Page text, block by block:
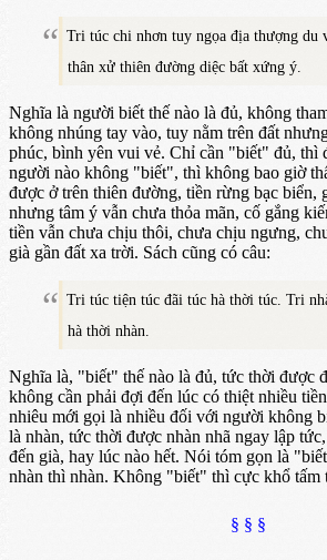
Tri túc chi nhơn tuy ngọa địa thượng du
thân xử thiên đường diệc bất xứng ý.
Nghĩa là người biết thế nào là đủ, không
không nhúng tay vào, tuy nằm trên đất
phúc, bình yên vui vẻ. Chỉ cần "biết" đủ, thì
người nào không "biết", thì không bao giờ
được ở trên thiên đường, tiền rừng bạc biển,
nhưng tâm ý vẫn chưa thỏa mãn, cố gắng
tiền vẫn chưa chịu thôi, chưa chịu ngưng,
già gần đất xa trời. Sách cũng có câu:
Tri túc tiện túc đãi túc hà thời túc. Tri
hà thời nhàn.
Nghĩa là, "biết" thế nào là đủ, tức thời được
không cần phải đợi đến lúc có thiệt nhiều
nhiêu mới gọi là nhiều đối với người không
là nhàn, tức thời được nhàn nhã ngay lập
đến già, hay lúc nào hết. Nói tóm gọn là
nhàn thì nhàn. Không "biết" thì cực khổ tấm
§ § §